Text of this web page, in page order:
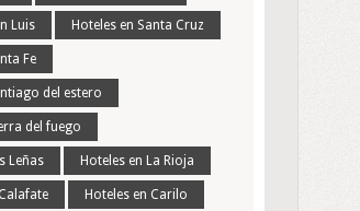
Luis Hoteles en Santa Cruz
Fe
del estero
del fuego
Leñas Hoteles en La Rioja
Hoteles en Carilo